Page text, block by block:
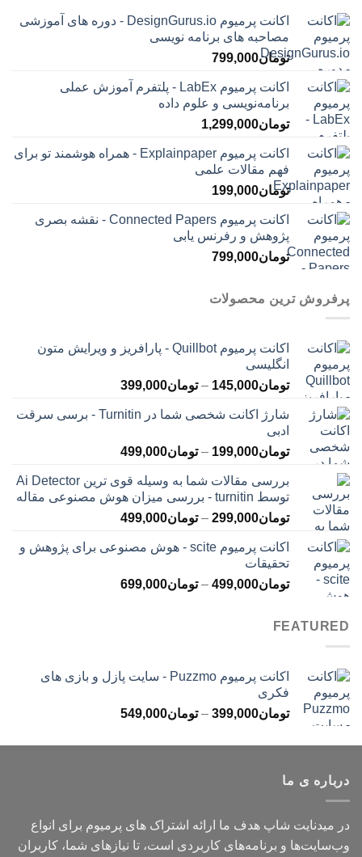
اکانت پرمیوم DesignGurus.io - دوره ‌های آموزشی
مصاحبه ‌های برنامه نویسی
تومان799,000
اکانت پرمیوم LabEx - پلتفرم آموزش عملی
برنامه‌نویسی و علوم داده
تومان1,299,000
اکانت پرمیوم Explainpaper - همراه هوشمند تو برای
فهم مقالات علمی
تومان199,000
اکانت پرمیوم Connected Papers - نقشه بصری
پژوهش و رفرنس یابی
تومان799,000
پرفروش ترین محصولات
اکانت پرمیوم Quillbot - پارافریز و ویرایش متون
انگلیسی
تومان145,000
– تومان399,000محدوده
تومان145,000
تومان399,000
شارژ اکانت شخصی شما در Turnitin - برسی سرقت
ادبی
تومان199,000
– تومان499,000محدوده
تومان199,000
تا
تومان499,000
بررسی مقالات شما به وسیله قوی ترین Ai Detector
توسط turnitin - بررسی میزان هوش مصنوعی مقاله
تومان299,000
– تومان499,000محدوده
تومان299,000
تومان499,000
اکانت پرمیوم scite - هوش مصنوعی برای پژوهش و
تحقیقات
تومان499,000
– تومان699,000محدوده
FEATURED
اکانت پرمیوم Puzzmo - سایت پازل و بازی های
فکری
تومان399,000
– تومان549,000محدوده
تومان399,000
درباره ی ما
در میدنایت شاپ هدف ما ارائه اشتراک های پرمیوم برای انواع
وب‌سایت‌ها و برنامه‌های کاربردی است، تا نیازهای شما، کاربران